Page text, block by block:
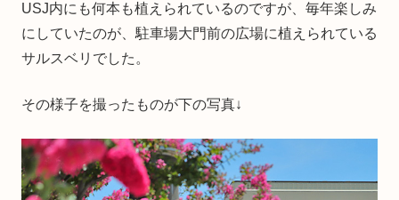
USJ内にも何本も植えられているのですが、毎年楽しみ
にしていたのが、駐車場大門前の広場に植えられている
サルスベリでした。
その様子を撮ったものが下の写真↓